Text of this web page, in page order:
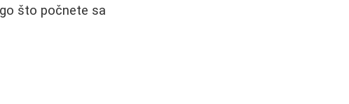
što počnete sa